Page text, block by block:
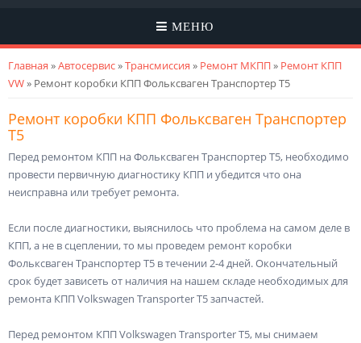
МЕНЮ
Вы здесь
Главная »Автосервис»Трансмиссия » Ремонт МКПП» Ремонт КПП
VW» Ремонт коробки КПП Фольксваген Транспортер Т5
Ремонт коробки КПП Фольксваген Транспортер
Т5
Перед ремонтом КПП на Фольксваген Транспортер Т5, необходимо
провести первичную диагностику КПП и убедится что она
неисправна или требует ремонта.
Если после диагностики, выяснилось что проблема на самом деле в
КПП, а не в сцеплении, то мы проведем ремонт коробки
Фольксваген Транспортер Т5 в течении 2-4 дней. Окончательный
срок будет зависеть от наличия на нашем складе необходимых для
ремонта КПП Volkswagen Transporter T5 запчастей.
Перед ремонтом КПП Volkswagen Transporter T5, мы снимаем